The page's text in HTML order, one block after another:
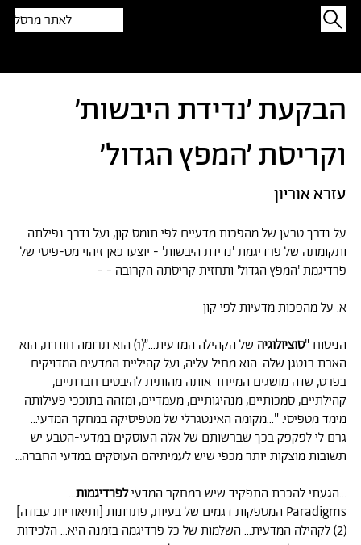
לאתר מרסל
על נדבך טבען של מהפכות מדעיים לפי תומס קון, ועל נדבך נפילתה
ותקומתה של פרדיגמת 'נדידת היבשות' - יוצעו כאן זיהוי מט-פיסי של
פרדיגמת 'המפץ הגדול' ותחזית קריסתה הקרובה - -
א. על מהפכות מדעיות לפי קון
הניסוח "סוציולוגיה
של הקהילה המדעית...״(1) הוא תרומה חודרת, הוא
הארת רנטגן שלה. הוא מחיל עליה, ועל קהיליית המדעים המדויקים
בפרט, שדה מושגים המייחד אותה מהותית להיבטים חברתיים,
קהילתיים, סמכותיים, מנהיגותיים, מעמדיים, ומזהה בתוככי פעילותה
מימד מטפיסי. "...מקומה האינטגרלי של מטפיסיקה במחקר המדעי...
גרם לי לפקפק בכך שברשותם של אלה העוסקים במדעי-הטבע יש
תשובות מוצקות יותר מכפי שיש לעמיתיהם העוסקים במדעי החברה…
...הגעתי להכרת התפקיד שיש במחקר המדעילפרדיגמות...
Paradigms המספקות דגמים של בעיות, פתרונות [ותיאוריות עבודה]
(2) לקהילה המדעית... השלמות של כל פרדיגמה בזמנה היא... הלכידות
הבקעת ׳נדידת היבשות׳
וקריסת ׳המפץ הגדול׳
עזרא אוריון